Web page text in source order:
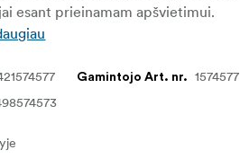
esant prieinamam apšvietimui.
Gamintojo Art. nr. 1574577